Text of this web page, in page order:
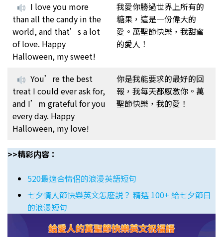
I love you more
than all the candy in the
world, and that’s a lot
of love. Happy
Halloween, my sweet!
我愛你勝過世界上所有的
糖果，這是一份偉大的
愛。萬聖節快樂，我甜蜜
的愛人！
You’re the best
treat I could ever ask for,
and I’m grateful for you
every day. Happy
Halloween, my love!
你是我能要求的最好的回
報，我每天都感激你。萬
聖節快樂，我的愛！
>>精彩内容：
520最適合情侶的浪漫英語短句
七夕情人節快樂英文怎麽説？ 精選 100+ 給七夕節日
的浪漫短句